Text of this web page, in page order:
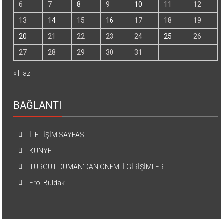
6
7 8 9 10 11
12
13
14 15 16 17 18
19
20
21 22 23 24 25
26
27
28 29 30 31
« Haz
BAĞLANTI
İLETİŞİM SAYFASI
KÜNYE
TURGUT DUMAN’DAN ÖNEMLİ GİRİŞİMLER
Erol Buldak